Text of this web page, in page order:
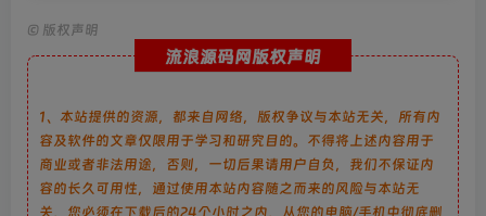
© 版权声明
流浪源码网版权声明
1、本站提供的资源，都来自网络，版权争议与本站无关，所有内
容及软件的文章仅限用于学习和研究目的。不得将上述内容用于
商业或者非法用途，否则，一切后果请用户自负，我们不保证内
容的长久可用性，通过使用本站内容随之而来的风险与本站无
关，您必须在下载后的24个小时之内，从您的电脑/手机中彻底删